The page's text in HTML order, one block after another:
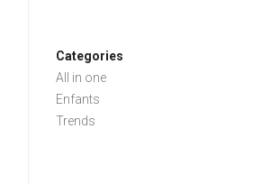
Categories
All in one
Enfants
Trends